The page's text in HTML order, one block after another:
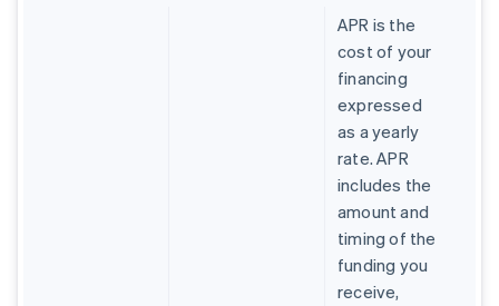
APR is the
cost of your
financing
expressed
as a yearly
rate. APR
includes the
amount and
timing of the
funding you
receive,